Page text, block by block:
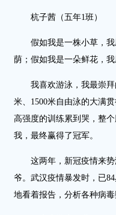
杭子茜（五年1班）
假如我是一株小草，我
荫；假如我是一朵鲜花，
我喜欢游泳，我最崇拜
米、1500米自由泳的大满
高强度的训练累到哭，整
我，最终赢得了冠军。
这两年，新冠疫情来势
爷。武汉疫情暴发时，已
地看着报告，分析各种病